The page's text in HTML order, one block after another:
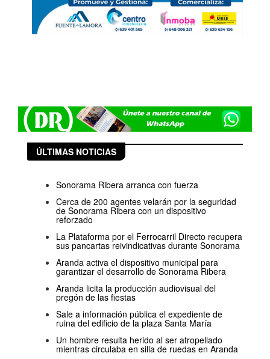
ÚLTIMAS NOTICIAS
Sonorama Ribera arranca con fuerza
Cerca de 200 agentes velarán por la seguridad
de Sonorama Ribera con un dispositivo
reforzado
La Plataforma por el Ferrocarril Directo recupera
sus pancartas reivindicativas durante Sonorama
Aranda activa el dispositivo municipal para
garantizar el desarrollo de Sonorama Ribera
Aranda licita la producción audiovisual del
pregón de las fiestas
Sale a información pública el expediente de
ruina del edificio de la plaza Santa María
Un hombre resulta herido al ser atropellado
mientras circulaba en silla de ruedas en Aranda